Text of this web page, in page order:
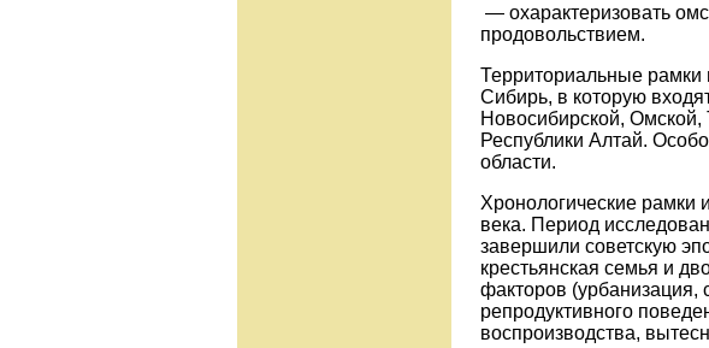
— охарактеризовать
продовольствием.
Территориальные
Сибирь, в которую
Новосибирской, Омской,
Республики Алтай.
области.
Хронологические рамки
века. Период
завершили советскую
крестьянская семья и
факторов (урбанизация,
репродуктивного
воспроизводства,